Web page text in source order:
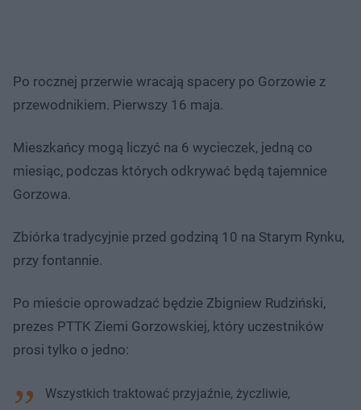
Po rocznej przerwie wracają spacery po Gorzowie z
przewodnikiem. Pierwszy 16 maja.​
Mieszkańcy mogą liczyć na 6 wycieczek, jedną co
miesiąc, podczas których odkrywać będą tajemnice
Gorzowa.
Zbiórka tradycyjnie przed godziną 10 na Starym Rynku,
przy fontannie.
Po mieście oprowadzać będzie Zbigniew Rudziński,
prezes PTTK Ziemi Gorzowskiej, który uczestników
prosi tylko o jedno:
Wszystkich traktować przyjaźnie, życzliwie,